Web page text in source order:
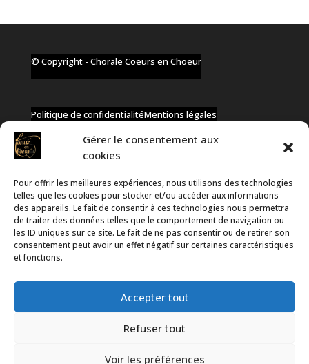
Gérer le consentement aux
cookies
Pour offrir les meilleures expériences, nous utilisons des technologies
telles que les cookies pour stocker et/ou accéder aux informations
des appareils. Le fait de consentir à ces technologies nous permettra
de traiter des données telles que le comportement de navigation ou
les ID uniques sur ce site. Le fait de ne pas consentir ou de retirer son
consentement peut avoir un effet négatif sur certaines caractéristiques
et fonctions.
Accepter tout
Refuser tout
Voir les préférences
© Copyright - Chorale Coeurs en Choeur
Politique de confidentialitéMentions légales
✆ +32 477 91 58 46
✉ infos@coeurs-en-choeur.be
Toute proposition de partenariat en développement sera